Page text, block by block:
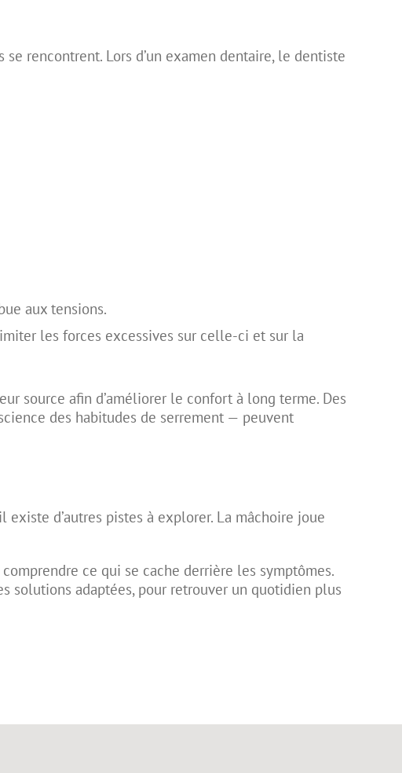
rencontrent. Lors d’un examen dentaire, le dentiste
aux tensions.
les forces excessives sur celle-ci et sur la
source afin d’améliorer le confort à long terme. Des
des habitudes de serrement — peuvent
d’autres pistes à explorer. La mâchoire joue
ce qui se cache derrière les symptômes.
solutions adaptées, pour retrouver un quotidien plus